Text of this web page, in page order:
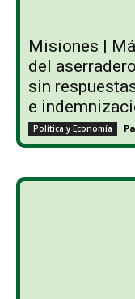
Misiones |
del
sin
e
Política y Economía